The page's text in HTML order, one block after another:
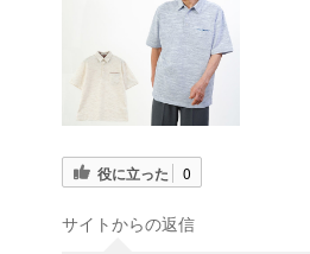
役に立った 0
サイトからの返信